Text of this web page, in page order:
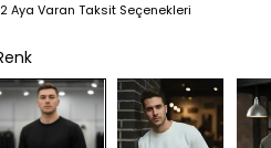
Aya Varan Taksit Seçenekleri